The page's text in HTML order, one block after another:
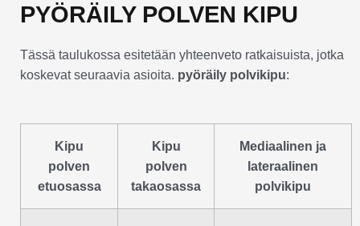
PYÖRÄILY POLVEN KIPU
Tässä taulukossa esitetään yhteenveto ratkaisuista, jotka
koskevat seuraavia asioita. pyöräily polvikipu:
Kipu
polven
etuosassa
Kipu
polven
takaosassa
Mediaalinen ja
lateraalinen
polvikipu